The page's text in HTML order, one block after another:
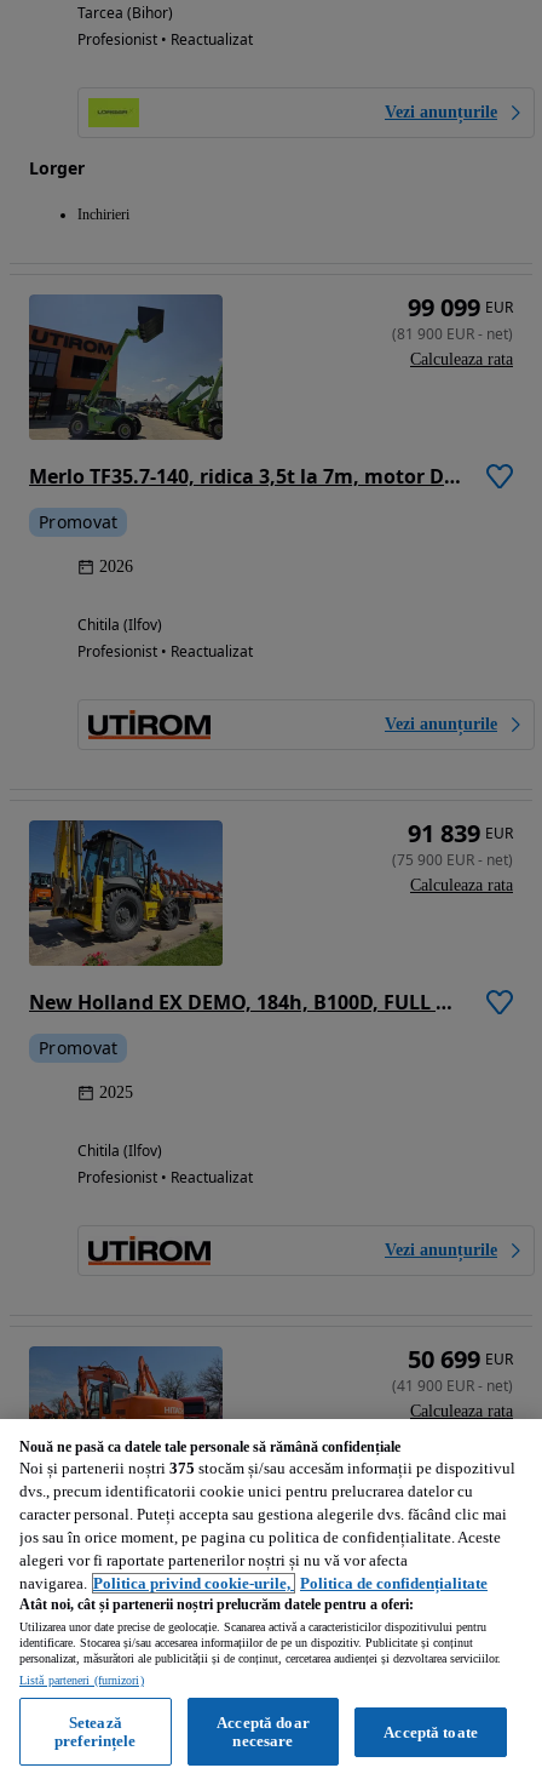
Tarcea (Bihor)
Profesionist • Reactualizat
Vezi anunțurile
Lorger
Inchirieri
Merlo TF35.7-140, ridica 3,5t la 7m, motor Deutz 140CP, cupa si furci, transmisie 4x4, aer conditionat, Masa operatinala 6800kg, lungime 4,4m, latime 2,3m, produs in ITALIA, garantie 1 an, posibilitate leasing-PROMOTIE 81.900 EUR+Tva
Promovat
2026
Chitila (Ilfov)
Profesionist • Reactualizat
Vezi anunțurile
99 099 EUR
(81 900 EUR- net)
Calculeaza rata
New Holland EX DEMO, 184h, B100D, FULL OPTION, 120CP, cutie automata POWERSHIFT, brat excavare extensibil cu inst picon pe el, MICHELIN, cupa multifunctionala 4x1, FURCI, Aer cond, Certificat CE, posibilitate leasing 4 ani-PROMOTIE 75.900 EUR+Tva
Promovat
2025
Chitila (Ilfov)
Profesionist • Reactualizat
Vezi anunțurile
91 839 EUR
(75 900 EUR- net)
Calculeaza rata
Hitachi ZX225, 23tone, cupa 1,3mc, 2006, 9.558h, Inst hidr picon pe brate, inst hidr rotire pe brate, pregatire GPS trimble, senile late, motor Isuzu 6 cilindri 143CP, FOARTE BINE INTRETINUT-41900 EUR+Tva
Promovat
2006
Chitila (Ilfov)
Profesionist • Reactualizat
50 699 EUR
(41 900 EUR- net)
Calculeaza rata
Nouă ne pasă ca datele tale personale să rămână confidențiale
Noi și partenerii noștri 375 stocăm și/sau accesăm informații pe dispozitivul
dvs., precum identificatorii cookie unici pentru prelucrarea datelor cu
caracter personal. Puteți accepta sau gestiona alegerile dvs. făcând clic mai
jos sau în orice moment, pe pagina cu politica de confidențialitate. Aceste
alegeri vor fi raportate partenerilor noștri și nu vă vor afecta
navigarea. Politica privind cookie-urile, Politica de confidențialitate
Atât noi, cât și partenerii noștri prelucrăm datele pentru a oferi:
Utilizarea unor date precise de geolocație. Scanarea activă a caracteristicilor dispozitivului pentru
identificare. Stocarea și/sau accesarea informațiilor de pe un dispozitiv. Publicitate și conținut
personalizat, măsurători ale publicității și de conținut, cercetarea audienței și dezvoltarea serviciilor.
Listă parteneri (furnizori)
Acceptă toate
Acceptă doar
necesare
Setează
preferințele